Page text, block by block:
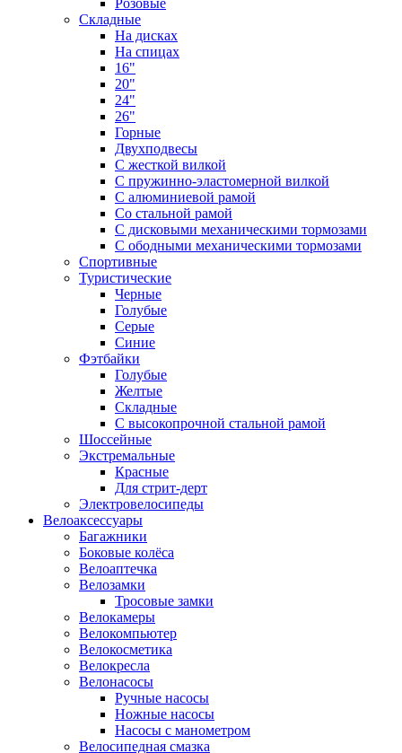
Складные
На дисках
На спицах
16"
20"
24"
26"
Горные
Двухподвесы
С жесткой вилкой
С пружинно-эластомерной вилкой
С алюминиевой рамой
Со стальной рамой
С дисковыми механическими тормозами
С ободными механическими тормозами
Спортивные
Туристические
Черные
Голубые
Серые
Синие
Фэтбайки
Голубые
Желтые
Складные
С высокопрочной стальной рамой
Шоссейные
Экстремальные
Красные
Для стрит-дерт
Электровелосипеды
Велоаксессуары
Багажники
Боковые колёса
Велоаптечка
Велозамки
Тросовые замки
Велокамеры
Велокомпьютер
Велокосметика
Велокресла
Велонасосы
Ручные насосы
Ножные насосы
Насосы с манометром
Велосипедная смазка